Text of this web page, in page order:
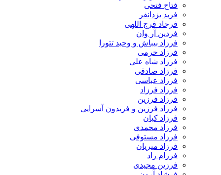
فتاح فتحی
فربد یزدانفر
فرجاد فرج اللهی
فردین آر وان
فرزاد بیباش و وحید تتورا
فرزاد خرمی
فرزاد شاه علی
فرزاد صادقی
فرزاد عباسی
فرزاد فرزاد
فرزاد فرزین
فرزاد فرزین و فریدون آسرایی
فرزاد کیان
فرزاد محمدی
فرزاد مستوفی
فرزاد میریان
فرزام راد
فرزین مجیدی